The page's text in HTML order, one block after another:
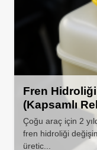
Fren
(Kapsamlı
Çoğu araç için 2
fren hidroliği
üretic...